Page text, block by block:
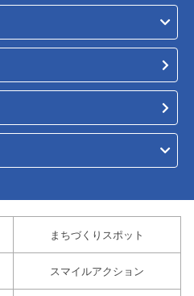
まちづくりスポット
スマイルアクション